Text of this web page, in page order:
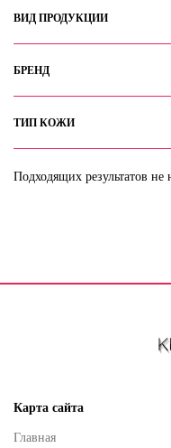
ВИД ПРОДУКЦИИ
БРЕНД
ТИП КОЖИ
Подходящих результатов не
Карта сайта
Главная